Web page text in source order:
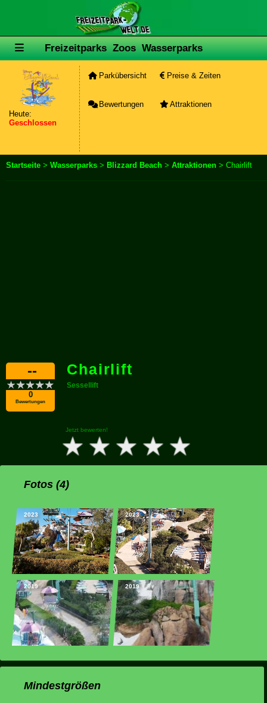
Freizeitparks Zoos Wasserparks
Heute:
Geschlossen
Parkübersicht Preise & Zeiten
Bewertungen Attraktionen
Startseite > Wasserparks > Blizzard Beach > Attraktionen > Chairlift
--
0
Bewertungen
Chairlift
Sessellift
Jetzt bewerten!
Fotos (4)
2023 2023
2019 2019
Mindestgrößen